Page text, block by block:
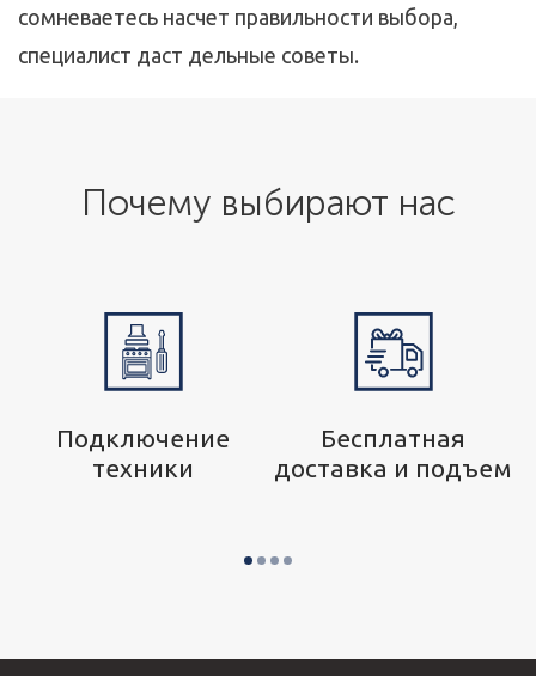
сомневаетесь насчет правильности выбора,
специалист даст дельные советы.
Почему выбирают нас
Подключение
техники
Бесплатная
доставка и подъем